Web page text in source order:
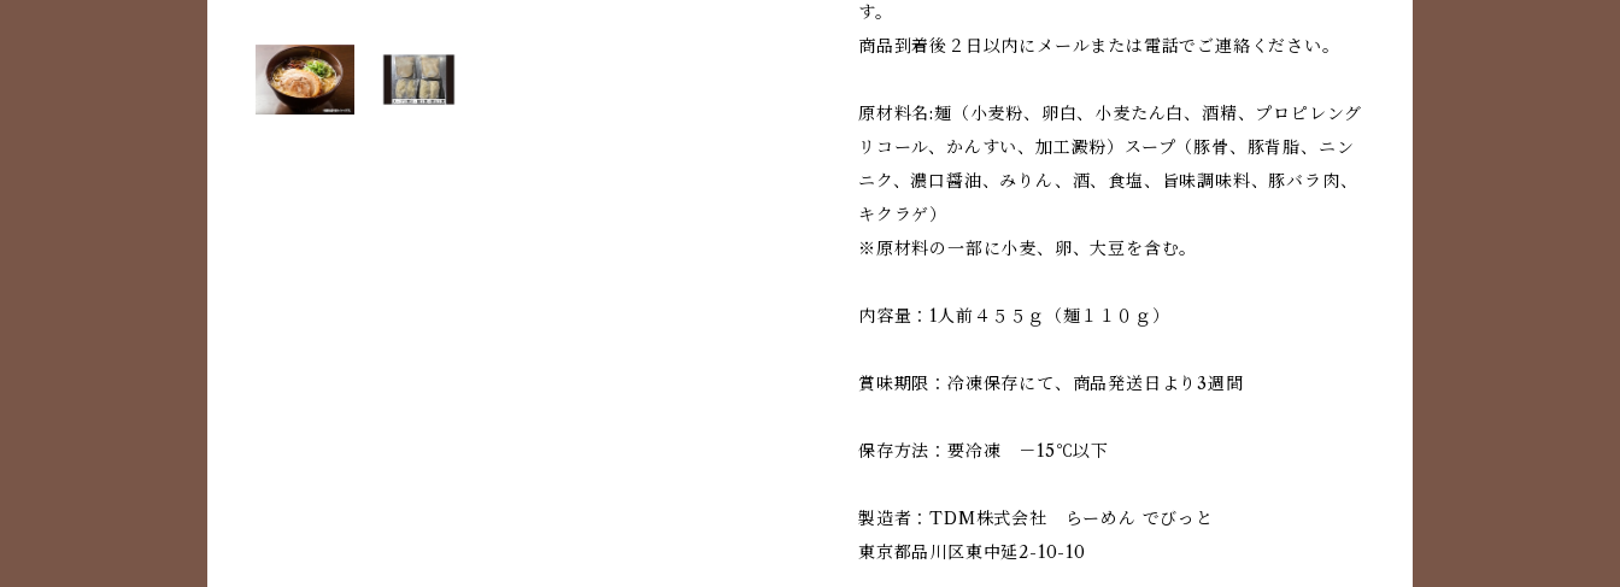
す。
商品到着後２日以内にメールまたは電話でご連絡ください。
原材料名:麺（小麦粉、卵白、小麦たん白、酒精、プロピレング
リコール、かんすい、加工澱粉）スープ（豚骨、豚背脂、ニン
ニク、濃口醤油、みりん、酒、食塩、旨味調味料、豚バラ肉、
キクラゲ）
※原材料の一部に小麦、卵、大豆を含む。
内容量：1人前４５５ｇ（麺１１０ｇ）
賞味期限：冷凍保存にて、商品発送日より3週間
保存方法：要冷凍 －15℃以下
製造者：TDM株式会社 らーめん でびっと
東京都品川区東中延2-10-10